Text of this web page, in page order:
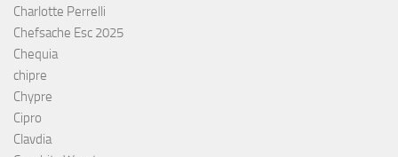
Charlotte Perrelli
Chefsache Esc 2025
Chequia
chipre
Chypre
Cipro
Clavdia